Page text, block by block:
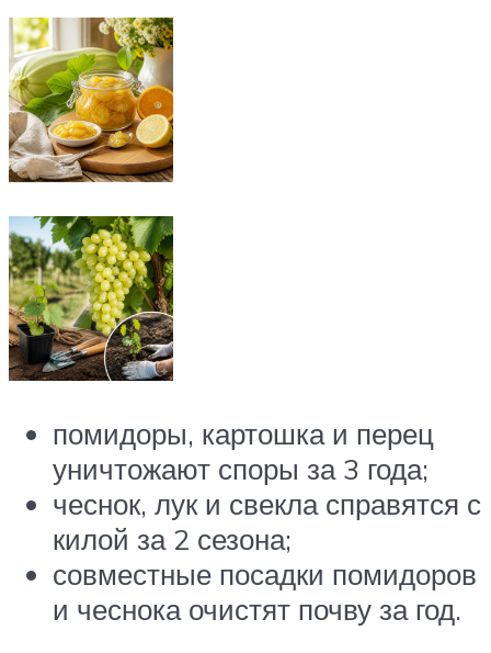
помидоры, картошка и перец
уничтожают споры за 3 года;
чеснок, лук и свекла справятся с
килой за 2 сезона;
совместные посадки помидоров
и чеснока очистят почву за год.